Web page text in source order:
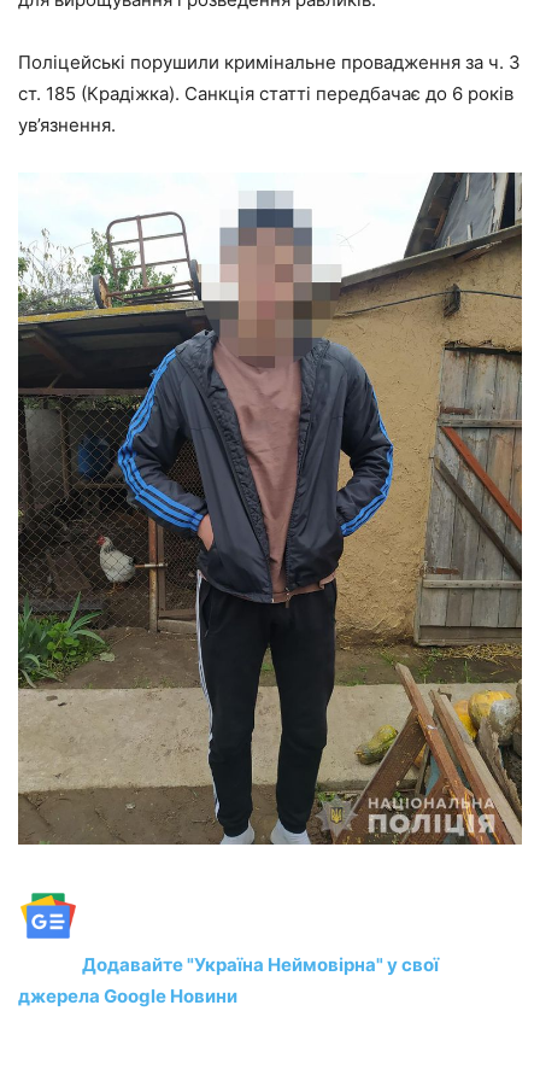
Поліцейські порушили кримінальне провадження за ч. 3
ст. 185 (Крадіжка). Санкція статті передбачає до 6 років
ув’язнення.
Додавайте "Україна Неймовірна" у свої
джерела Google Новини